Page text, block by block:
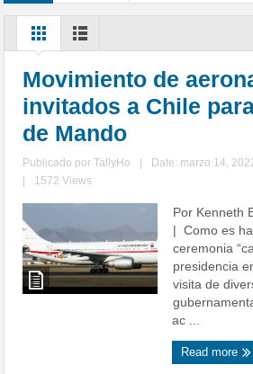
Movimiento de
invitados a Chile
de Mando
Publicado porTallyHo Date: marzo 14,
1572 Views
Por Kenneth
| Como es
ceremonia
presidencia
visita de
ac ...
Read more